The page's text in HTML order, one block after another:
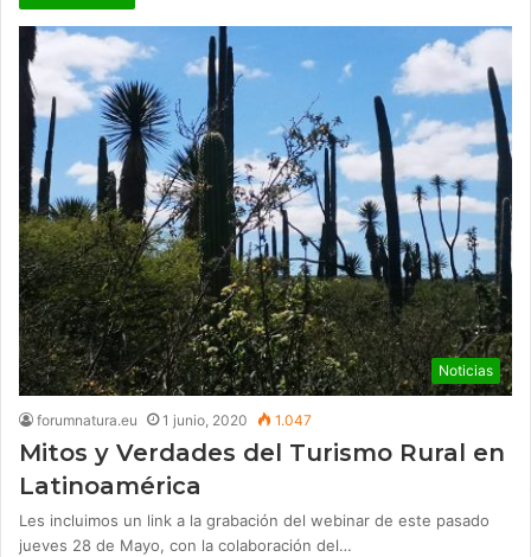
Noticias
forumnatura.eu 1 junio, 2020 1.047
Mitos y Verdades del Turismo Rural en
Latinoamérica
Les incluimos un link a la grabación del webinar de este pasado
jueves 28 de Mayo, con la colaboración del…